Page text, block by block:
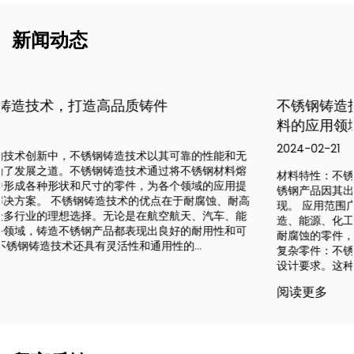
新闻动态
不锈钢铸造技术是一种先进的制造工艺，在不锈钢材
料的应用领域中具有广泛的应用和重要的地位
2024-02-21
材料特性：不锈钢是一种耐腐蚀、高强度、耐高温的材料。铸造不
锈钢产品因其出色的耐用性和耐腐蚀性而在各种恶劣环境中良好表
现。 应用范围广：不锈钢铸造产品广泛应用于航空航天、汽车制
造、能源、化工、医疗器械等领域。例如，航空航天需要高强度、
耐腐蚀的零件，汽车制造需要耐磨损、耐高温的发动机零件。 精密
复杂零件：不锈钢铸造技术可以生产精密复杂形状零件，满足各种
设计要求。这种灵活性使得不锈钢铸造技术非常适合制...